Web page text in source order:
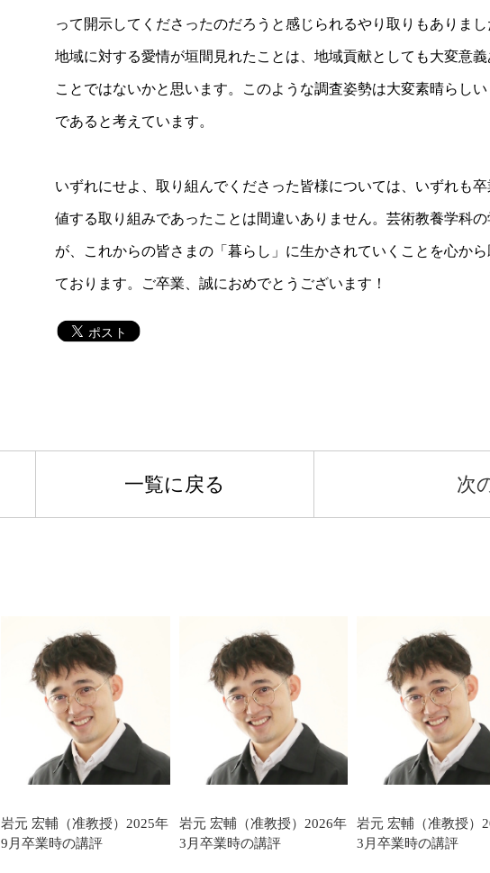
って開示してくださったのだろうと感じられるやり取りもありまし
地域に対する愛情が垣間見れたことは、地域貢献としても大変意義
ことではないかと思います。このような調査姿勢は大変素晴らし
であると考えています。
いずれにせよ、取り組んでくださった皆様については、いずれも卒
値する取り組みであったことは間違いありません。芸術教養学科
が、これからの皆さまの「暮らし」に生かされていくことを心から
ております。ご卒業、誠におめでとうございます！
一覧に戻る 次
岩元 宏輔（准教授）2025年
9月卒業時の講評
岩元 宏輔（准教授）2026年
3月卒業時の講評
岩元 宏輔（准教授）
3月卒業時の講評